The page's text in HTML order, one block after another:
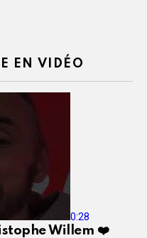
EN VIDÉO
0:28
Willem ❤️